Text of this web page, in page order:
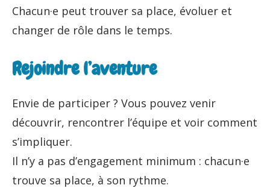
Chacun·e peut trouver sa place, évoluer et
changer de rôle dans le temps.
Rejoindre l’aventure
Envie de participer ? Vous pouvez venir
découvrir, rencontrer l’équipe et voir comment
s’impliquer.
Il n’y a pas d’engagement minimum : chacun·e
trouve sa place, à son rythme.